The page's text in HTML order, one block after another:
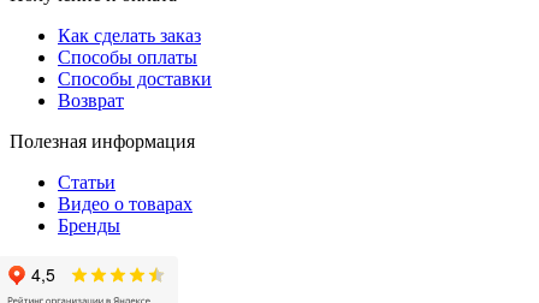
Как сделать заказ
Способы оплаты
Способы доставки
Возврат
Полезная информация
Статьи
Видео о товарах
Бренды